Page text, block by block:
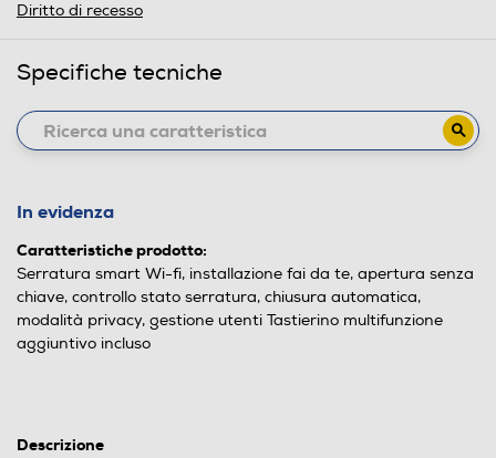
Diritto di recesso
Specifiche tecniche
In evidenza
Caratteristiche prodotto:
Serratura smart Wi-fi, installazione fai da te, apertura senza
chiave, controllo stato serratura, chiusura automatica,
modalità privacy, gestione utenti Tastierino multifunzione
aggiuntivo incluso
Descrizione